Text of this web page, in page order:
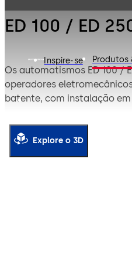
Inspire-se Produtos
ED 100 / ED
Os automatismos ED 100 /
operadores
batente, com instalação
Explore o 3D